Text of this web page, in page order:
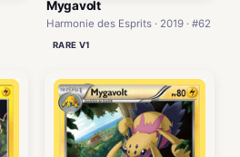
Mygavolt
Harmonie des Esprits · 2019 · #62
RARE V1